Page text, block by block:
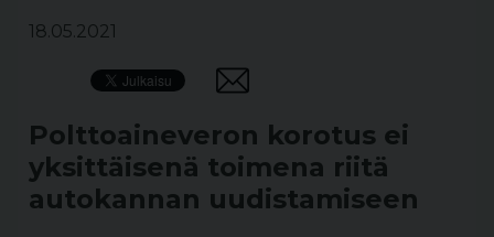
18.05.2021
Polttoaineveron korotus ei
yksittäisenä toimena riitä
autokannan uudistamiseen